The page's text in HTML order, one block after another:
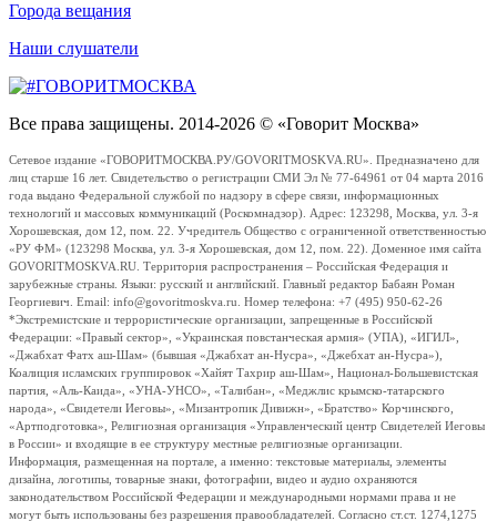
Города вещания
Наши слушатели
Все права защищены. 2014-2026 © «Говорит Москва»
Сетевое издание «ГОВОРИТМОСКВА.РУ/GOVORITMOSKVA.RU». Предназначено для
лиц старше 16 лет. Свидетельство о регистрации СМИ Эл № 77-64961 от 04 марта 2016
года выдано Федеральной службой по надзору в сфере связи, информационных
технологий и массовых коммуникаций (Роскомнадзор). Адрес: 123298, Москва, ул. 3-я
Хорошевская, дом 12, пом. 22. Учредитель Общество с ограниченной ответственностью
«РУ ФМ» (123298 Москва, ул. 3-я Хорошевская, дом 12, пом. 22). Доменное имя сайта
GOVORITMOSKVA.RU. Территория распространения – Российская Федерация и
зарубежные страны. Языки: русский и английский. Главный редактор Бабаян Роман
Георгиевич. Email: info@govoritmoskva.ru. Номер телефона: +7 (495) 950-62-26
*Экстремистские и террористические организации, запрещенные в Российской
Федерации: «Правый сектор», «Украинская повстанческая армия» (УПА), «ИГИЛ»,
«Джабхат Фатх аш-Шам» (бывшая «Джабхат ан-Нусра», «Джебхат ан-Нусра»),
Коалиция исламских группировок «Хайят Тахрир аш-Шам», Национал-Большевистская
партия, «Аль-Каида», «УНА-УНСО», «Талибан», «Меджлис крымско-татарского
народа», «Свидетели Иеговы», «Мизантропик Дивижн», «Братство» Корчинского,
«Артподготовка», Религиозная организация «Управленческий центр Свидетелей Иеговы
в России» и входящие в ее структуру местные религиозные организации.
Информация, размещенная на портале, а именно: текстовые материалы, элементы
дизайна, логотипы, товарные знаки, фотографии, видео и аудио охраняются
законодательством Российской Федерации и международными нормами права и не
могут быть использованы без разрешения правообладателей. Согласно ст.ст. 1274,1275